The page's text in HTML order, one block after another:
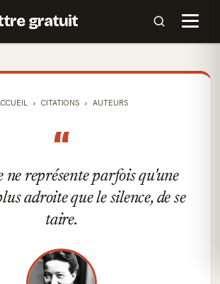
gratuit
CITATIONS AUTEURS
“
ne représente parfois qu'une
adroite que le silence, de se
taire.